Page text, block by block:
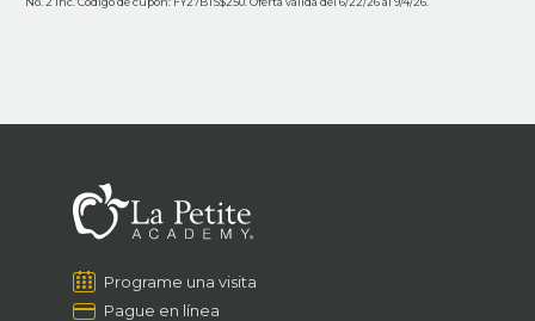
Programe una visita
Pague en línea